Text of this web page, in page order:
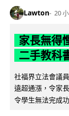
Lawton 20
家長無得
二手教科
社福界立法會議
遠超通漲，令家
令學生無法完成